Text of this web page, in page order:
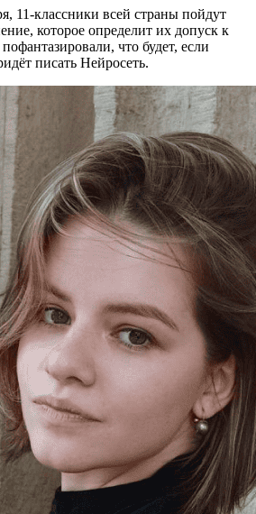
11-классники всей страны пойдут
которое определит их допуск к
что будет, если
писать Нейросеть.